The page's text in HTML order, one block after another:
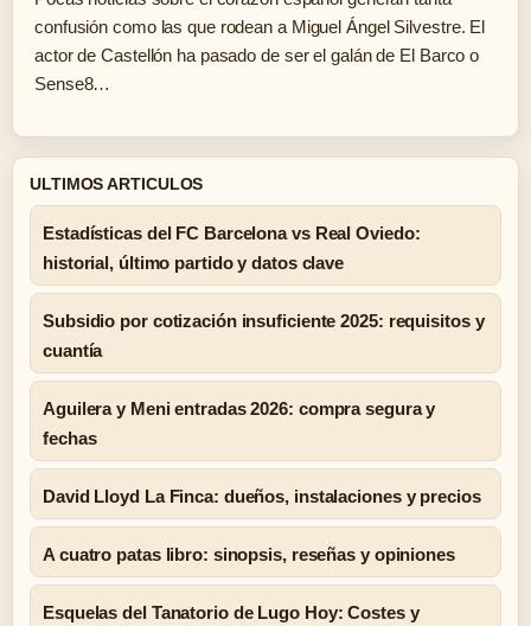
confusión como las que rodean a Miguel Ángel Silvestre. El
actor de Castellón ha pasado de ser el galán de El Barco o
Sense8…
ULTIMOS ARTICULOS
Estadísticas del FC Barcelona vs Real Oviedo:
historial, último partido y datos clave
Subsidio por cotización insuficiente 2025: requisitos y
cuantía
Aguilera y Meni entradas 2026: compra segura y
fechas
David Lloyd La Finca: dueños, instalaciones y precios
A cuatro patas libro: sinopsis, reseñas y opiniones
Esquelas del Tanatorio de Lugo Hoy: Costes y